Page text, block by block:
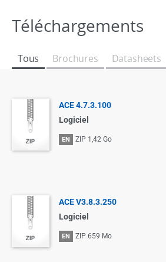
Téléchargements
Tous Brochures Datasheets
ACE 4.7.3.100
Logiciel
EN ZIP 1,42 Go
ACE V3.8.3.250
Logiciel
EN ZIP 659 Mo